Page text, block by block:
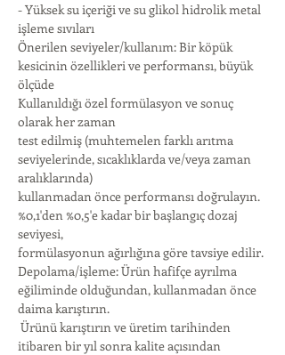
- Yüksek su içeriği ve su glikol hidrolik metal
işleme sıvıları
Önerilen seviyeler/kullanım: Bir köpük
kesicinin özellikleri ve performansı, büyük
ölçüde
Kullanıldığı özel formülasyon ve sonuç
olarak her zaman
test edilmiş (muhtemelen farklı arıtma
seviyelerinde, sıcaklıklarda ve/veya zaman
aralıklarında)
kullanmadan önce performansı doğrulayın.
%0,1'den %0,5'e kadar bir başlangıç ​​dozaj
seviyesi,
formülasyonun ağırlığına göre tavsiye edilir.
Depolama/işleme: Ürün hafifçe ayrılma
eğiliminde olduğundan, kullanmadan önce
daima karıştırın.
itibaren bir yıl sonra kalite açısından